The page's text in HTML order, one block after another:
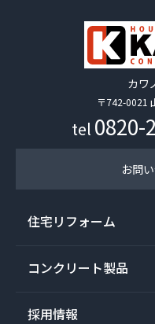
カワ
〒742-0021
tel 0820-
お問
住宅リフォーム
コンクリート製品
採用情報